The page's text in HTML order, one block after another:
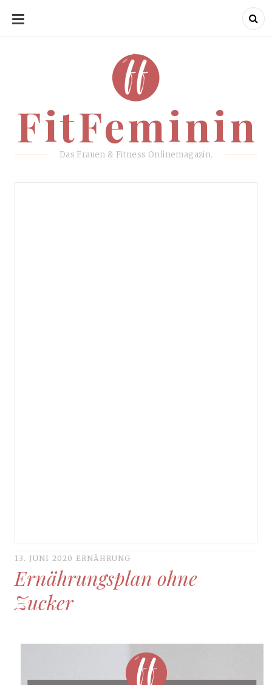
SKIP
CONTENT
FitFeminin
Das Frauen & Fitness Onlinemagazin.
FitFeminin
13. JUNI 2020 ERNÄHRUNG
Ernährungsplan ohne
Zucker